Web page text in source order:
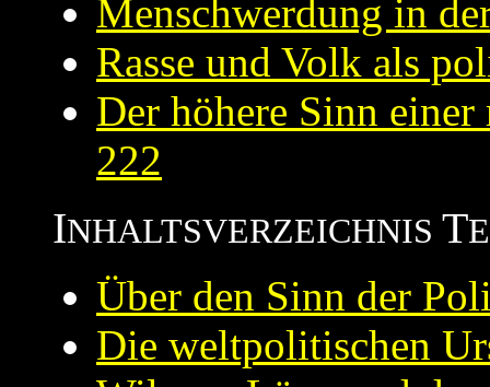
Menschwerdung in
Rasse und Volk als
Der höhere Sinn
222
INHALTSVERZEICHNIS T
Über den Sinn der
Die weltpolitischen